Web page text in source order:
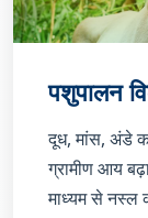
पशुपालन
दूध, मांस, अंडे
ग्रामीण आय
माध्यम से नस्ल